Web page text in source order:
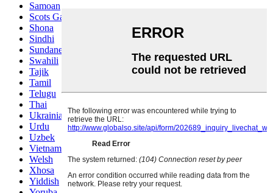
Samoan
Scots Gaelic
Shona
Sindhi
Sundanese
Swahili
Tajik
Tamil
Telugu
Thai
Ukrainian
Urdu
Uzbek
Vietnamese
Welsh
Xhosa
Yiddish